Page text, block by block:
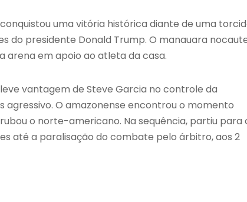
uma vitória histórica diante de uma
do presidente Donald Trump. O manauara
arena em apoio ao atleta da casa.
vantagem de Steve Garcia no controle da
agressivo. O amazonense encontrou o momento
o norte-americano. Na sequência, partiu para
até a paralisação do combate pelo árbitro, aos 2